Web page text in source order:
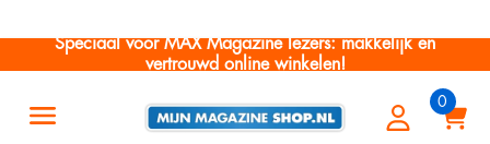
Speciaal voor MAX Magazine lezers: makkelijk en
vertrouwd online winkelen!